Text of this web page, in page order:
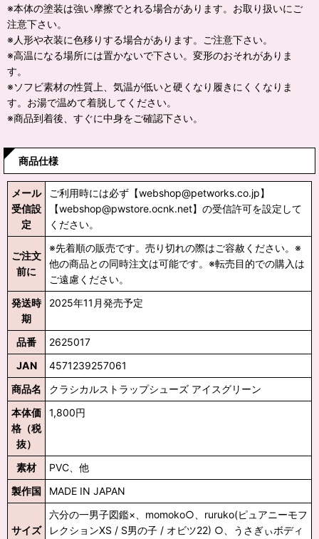
※本体の塗装は強い摩擦でとれる場合があります。お取り扱いにご
注意下さい。
※人形や衣装に色移りする場合があります。ご注意下さい。
※高温になる場所には置かないで下さい。変形のおそれがありま
す。
※ソフビ素材の性質上、気温が低いと硬くなり履きにくくなりま
す。お湯で温めて着脱してください。
※商品到着後、すぐに中身をご確認下さい。
商品仕様
メール
受信設
定
ご利用時には必ず【webshop@petworks.co.jp】
【webshop@pwstore.ocnk.net】の受信許可を設定して
ください。
ご注文
前に
※先着順の販売です。売り切れの際はご容赦ください。※
他の商品との同時注文は可能です。※転売目的での購入は
ご遠慮ください。
発送時
期
2025年11月発売予定
品番
2625017
JAN
4571239257061
商品名
クラシカルストラップシューズ アイスグリーン
本体価
格（税
抜）
1,800円
素材
PVC、他
製作国
MADE IN JAPAN
サイズ
六分の一男子図鑑×、momoko○、ruruko(ピュアニーモフ
レクションXS / S男の子 / オビツ22) ○、うさぎぃボディ